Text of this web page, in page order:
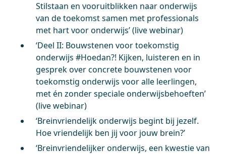
Stilstaan en vooruitblikken naar onderwijs
van de toekomst samen met professionals
met hart voor onderwijs’ (live webinar)
‘Deel II: Bouwstenen voor toekomstig
onderwijs #Hoedan?! Kijken, luisteren en in
gesprek over concrete bouwstenen voor
toekomstig onderwijs voor alle leerlingen,
met én zonder speciale onderwijsbehoeften’
(live webinar)
‘Breinvriendelijk onderwijs begint bij jezelf.
Hoe vriendelijk ben jij voor jouw brein?’
‘Breinvriendelijker onderwijs, een kwestie van